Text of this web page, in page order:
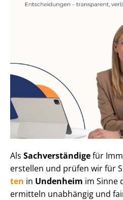
Als Sachverständigefür
erstellen und prüfen wir für
ten in Undenheim im Sinne
ermitteln unabhängig und